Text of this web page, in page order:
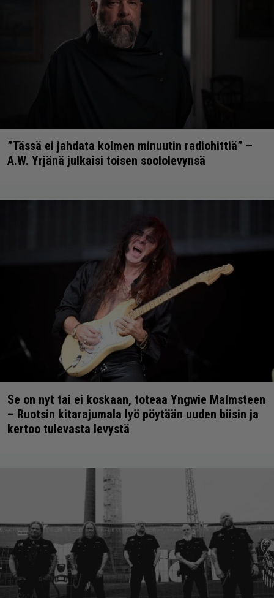
”Tässä ei jahdata kolmen minuutin radiohittiä” –
A.W. Yrjänä julkaisi toisen soololevynsä
Se on nyt tai ei koskaan, toteaa Yngwie Malmsteen
– Ruotsin kitarajumala lyö pöytään uuden biisin ja
kertoo tulevasta levystä